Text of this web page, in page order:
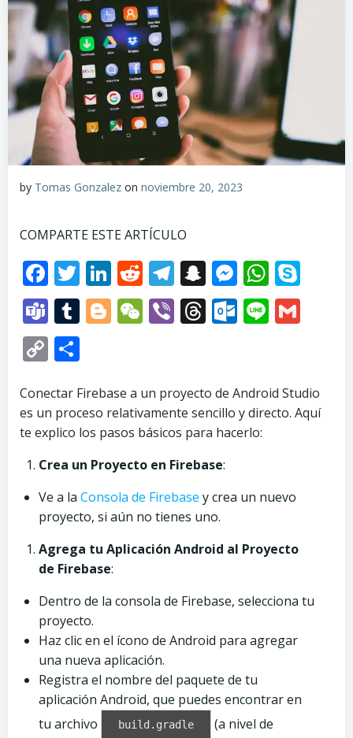
by Tomas Gonzalez on noviembre 20, 2023
COMPARTE ESTE ARTÍCULO
Facebook
Twitter
LinkedIn
Reddit
Telegram
Snapchat
Teams
Tumblr
Blogger
WeChat
ViberThreads
Line
Copy
Link
Conectar Firebase a un proyecto de Android Studio
es un proceso relativamente sencillo y directo. Aquí
te explico los pasos básicos para hacerlo:
Crea un Proyecto en Firebase:
Ve a la Consola de Firebase y crea un nuevo
proyecto, si aún no tienes uno.
Agrega tu Aplicación Android al Proyecto
de Firebase:
Dentro de la consola de Firebase, selecciona tu
proyecto.
Haz clic en el ícono de Android para agregar
una nueva aplicación.
Registra el nombre del paquete de tu
aplicación Android, que puedes encontrar en
tu archivo
build.gradle (a nivel de